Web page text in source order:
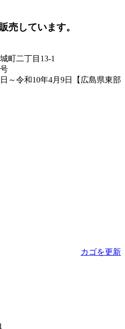
売しています。
町二丁目13-1
～令和10年4月9日【広島県東部
カゴを更新